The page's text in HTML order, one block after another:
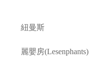
紐曼斯
麗嬰房(Lesenphants)